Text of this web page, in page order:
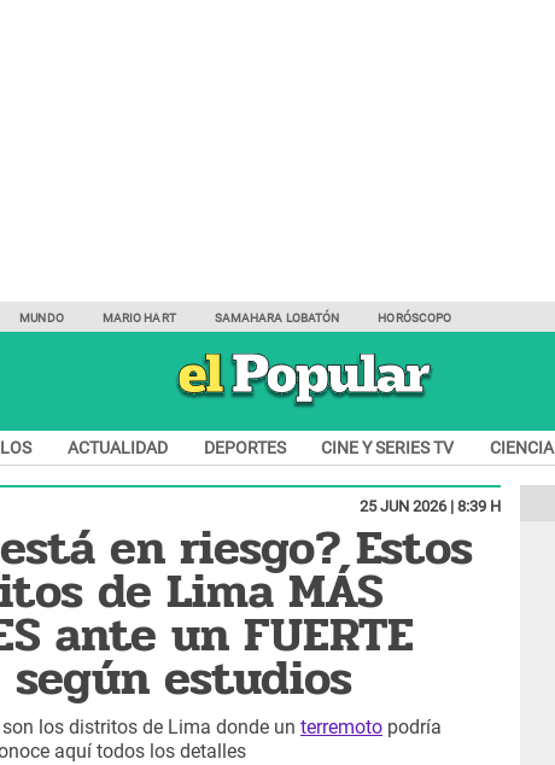
MUNDO MARIO HART SAMAHARA LOBATÓN HORÓSCOPO
ACTUALIDAD DEPORTES CINE Y SERIES TV CIENCIA
25 JUN 2026 | 8:39 H
en riesgo? Estos
de Lima MÁS
ante un FUERTE
según estudios
los distritos de Lima donde un terremoto podría
aquí todos los detalles